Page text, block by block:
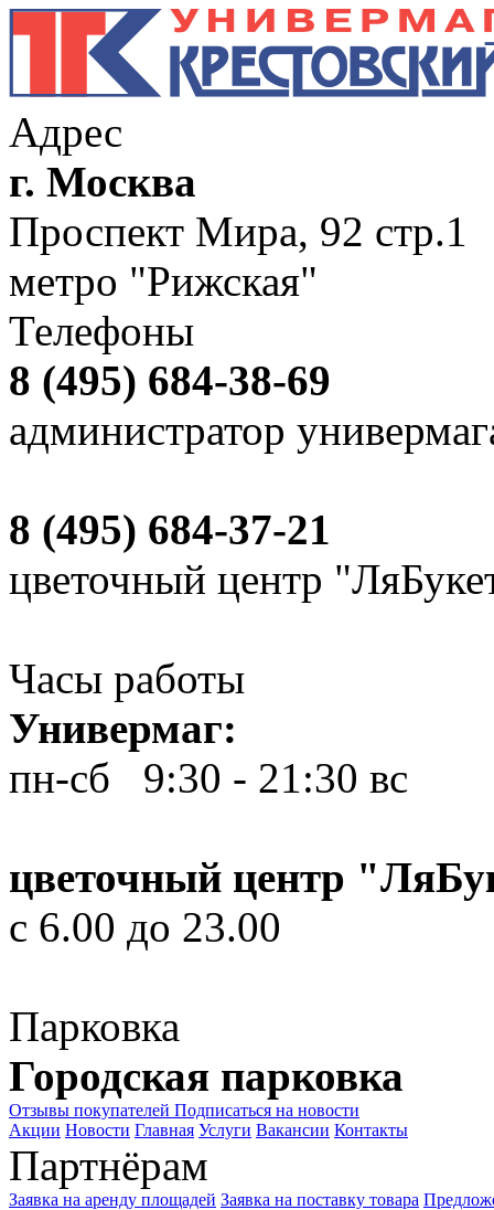
Адрес
г. Москва
Проспект Мира, 92 стр.1
метро "Рижская"
Телефоны
8 (495) 684-38-69
администратор
8 (495) 684-37-21
цветочный центр
Часы работы
Универмаг:
пн-сб 9:30 - 21:30 вс
цветочный центр
с 6.00 до 23.00
Парковка
Городская парковка
Отзывы покупателей Подписаться на новости
Акции Новости Главная Услуги Вакансии Контакты
Партнёрам
Заявка на аренду площадей Заявка на поставку товара